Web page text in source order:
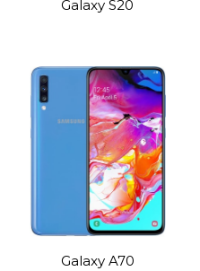
Galaxy S20
Galaxy A70